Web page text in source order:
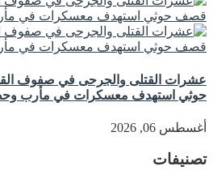
عشرات القتلى والجرحى في صفوف
حوثي استهدف معسكرات في مأرب
أغسطس 06, 2026
تصنيفات